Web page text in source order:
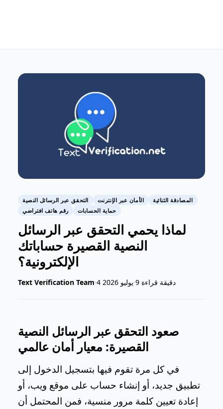
التحقق عبر الرسائل النصية الأمان عبر الإنترنت
المصادقة الثنائية
رقم هاتف افتراضي
حماية الحسابات
لماذا يحمي التحقق عبر الرسائل
النصية القصيرة حساباتك
الإلكترونية؟
Text Verification Team· 4 يوليو 2026· 9 دقيقة قراءة
صعود التحقق عبر الرسائل النصية
القصيرة: معيار أمان عالمي
في كل مرة تقوم فيها بتسجيل الدخول إلى
تطبيق جديد، أو إنشاء حساب على موقع ويب، أو
إعادة تعيين كلمة مرور منسية، فمن المحتمل أن